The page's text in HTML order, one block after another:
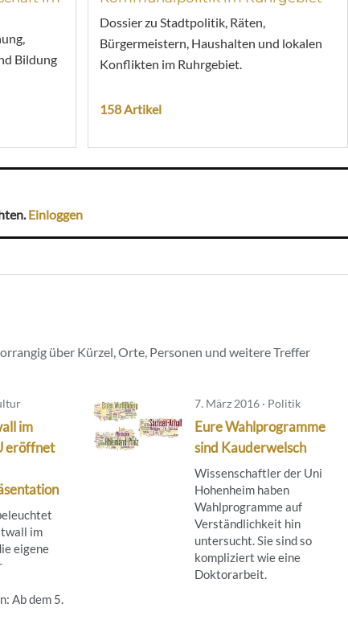
Bildung
Dossier zu Stadtpolitik, Räten,
Bürgermeistern, Haushalten und lokalen
Konflikten im Ruhrgebiet.
158 Artikel
Einloggen
über Kürzel, Orte, Personen und weitere Treffer
im
eröffnet
im
eigene
Ab dem 5.
7. März 2016 · Politik
Eure Wahlprogramme
sind Kauderwelsch
Wissenschaftler der Uni
Hohenheim haben
Wahlprogramme auf
Verständlichkeit hin
untersucht. Sie sind so
kompliziert wie eine
Doktorarbeit.